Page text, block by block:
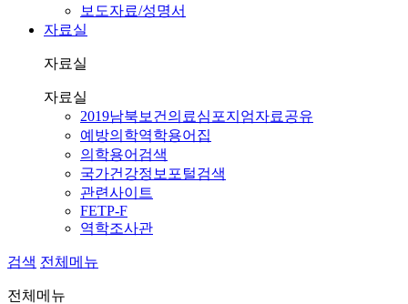
보도자료/성명서
자료실
자료실
자료실
2019남북보건의료심포지엄자료공유
예방의학역학용어집
의학용어검색
국가건강정보포털검색
관련사이트
FETP-F
역학조사관
검색 전체메뉴
전체메뉴